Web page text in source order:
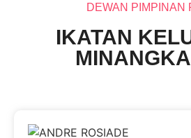
DEWAN PIMPINAN
IKATAN